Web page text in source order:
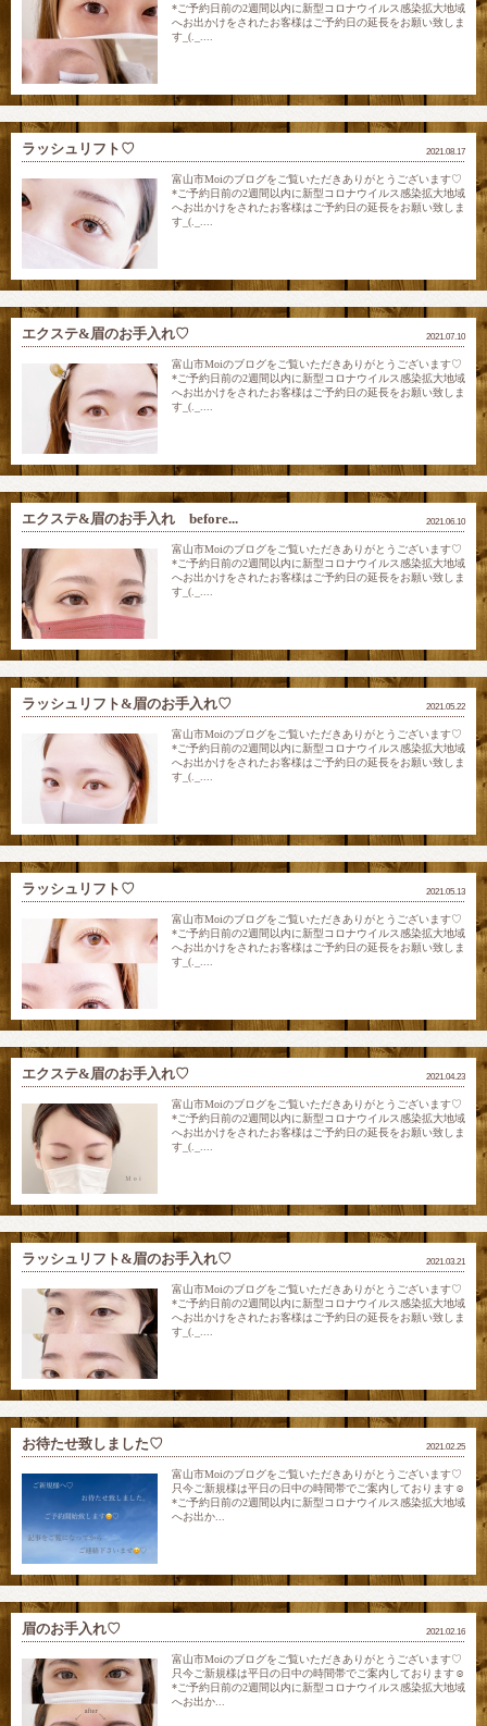
*ご予約日前の2週間以内に新型コロナウイルス感染拡大地域
へお出かけをされたお客様はご予約日の延長をお願い致しま
す_(._....
2021.08.17
ラッシュリフト♡
富山市Moiのブログをご覧いただきありがとうございます♡
*ご予約日前の2週間以内に新型コロナウイルス感染拡大地域
へお出かけをされたお客様はご予約日の延長をお願い致しま
す_(._....
2021.07.10
エクステ&眉のお手入れ♡
富山市Moiのブログをご覧いただきありがとうございます♡
*ご予約日前の2週間以内に新型コロナウイルス感染拡大地域
へお出かけをされたお客様はご予約日の延長をお願い致しま
す_(._....
2021.06.10
エクステ&眉のお手入れ before...
富山市Moiのブログをご覧いただきありがとうございます♡
*ご予約日前の2週間以内に新型コロナウイルス感染拡大地域
へお出かけをされたお客様はご予約日の延長をお願い致しま
す_(._....
2021.05.22
ラッシュリフト&眉のお手入れ♡
富山市Moiのブログをご覧いただきありがとうございます♡
*ご予約日前の2週間以内に新型コロナウイルス感染拡大地域
へお出かけをされたお客様はご予約日の延長をお願い致しま
す_(._....
2021.05.13
ラッシュリフト♡
富山市Moiのブログをご覧いただきありがとうございます♡
*ご予約日前の2週間以内に新型コロナウイルス感染拡大地域
へお出かけをされたお客様はご予約日の延長をお願い致しま
す_(._....
2021.04.23
エクステ&眉のお手入れ♡
富山市Moiのブログをご覧いただきありがとうございます♡
*ご予約日前の2週間以内に新型コロナウイルス感染拡大地域
へお出かけをされたお客様はご予約日の延長をお願い致しま
す_(._....
2021.03.21
ラッシュリフト&眉のお手入れ♡
富山市Moiのブログをご覧いただきありがとうございます♡
*ご予約日前の2週間以内に新型コロナウイルス感染拡大地域
へお出かけをされたお客様はご予約日の延長をお願い致しま
す_(._....
2021.02.25
お待たせ致しました♡
富山市Moiのブログをご覧いただきありがとうございます♡
只今ご新規様は平日の日中の時間帯でご案内しております☺
*ご予約日前の2週間以内に新型コロナウイルス感染拡大地域
へお出か...
2021.02.16
眉のお手入れ♡
富山市Moiのブログをご覧いただきありがとうございます♡
只今ご新規様は平日の日中の時間帯でご案内しております☺
*ご予約日前の2週間以内に新型コロナウイルス感染拡大地域
へお出か...